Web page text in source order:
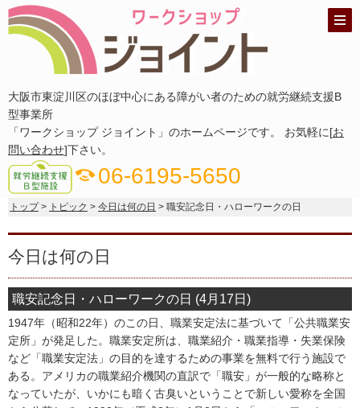
大阪市東淀川区のほぼ中心にある障がい者のための就労継続支援B
型事業所
「ワークショップ ジョイント」のホームページです。 お気軽に[お
問い合わせ]下さい。
phone_in_talk06-6195-5650
トップ> トピック > 今日は何の日 > 職安記念日・ハローワークの日
今日は何の日
職安記念日・ハローワークの日 (4月17日)
1947年（昭和22年）のこの日、職業安定法に基づいて「公共職業安
定所」が発足した。職業安定所は、職業紹介・職業指導・失業保険
など「職業安定法」の目的を達するための事業を無料で行う施設で
ある。アメリカの職業紹介機関の直訳で「職安」が一般的な略称と
なっていたが、いかにも暗く古臭いということで新しい愛称を全国